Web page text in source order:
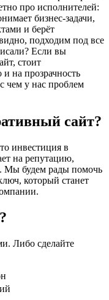
про исполнителей:
бизнес-задачи,
и берёт
подходим под все
Если вы
стоит
и на прозрачность
чем у нас проблем
сайт?
инвестиция в
на репутацию,
Мы будем рады помочь
который станет
Либо сделайте